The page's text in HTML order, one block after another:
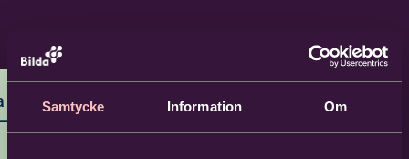
Samtycke Information Om